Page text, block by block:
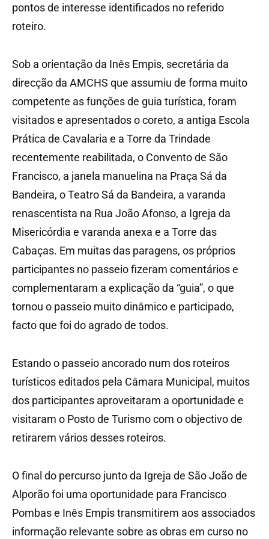
pontos de interesse identificados no referido
roteiro.
Sob a orientação da Inês Empis, secretária da
direcção da AMCHS que assumiu de forma muito
competente as funções de guia turística, foram
visitados e apresentados o coreto, a antiga Escola
Prática de Cavalaria e a Torre da Trindade
recentemente reabilitada, o Convento de São
Francisco, a janela manuelina na Praça Sá da
Bandeira, o Teatro Sá da Bandeira, a varanda
renascentista na Rua João Afonso, a Igreja da
Misericórdia e varanda anexa e a Torre das
Cabaças. Em muitas das paragens, os próprios
participantes no passeio fizeram comentários e
complementaram a explicação da “guia”, o que
tornou o passeio muito dinâmico e participado,
facto que foi do agrado de todos.
Estando o passeio ancorado num dos roteiros
turísticos editados pela Câmara Municipal, muitos
dos participantes aproveitaram a oportunidade e
visitaram o Posto de Turismo com o objectivo de
retirarem vários desses roteiros.
O final do percurso junto da Igreja de São João de
Alporão foi uma oportunidade para Francisco
Pombas e Inês Empis transmitirem aos associados
informação relevante sobre as obras em curso no